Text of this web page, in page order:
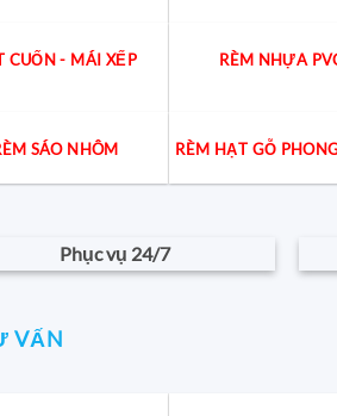
CUỐN - MÁI XẾP RÈM NHỰA
SÁO NHÔM RÈM HẠT GỖ
Phục vụ 24/7
VẤN